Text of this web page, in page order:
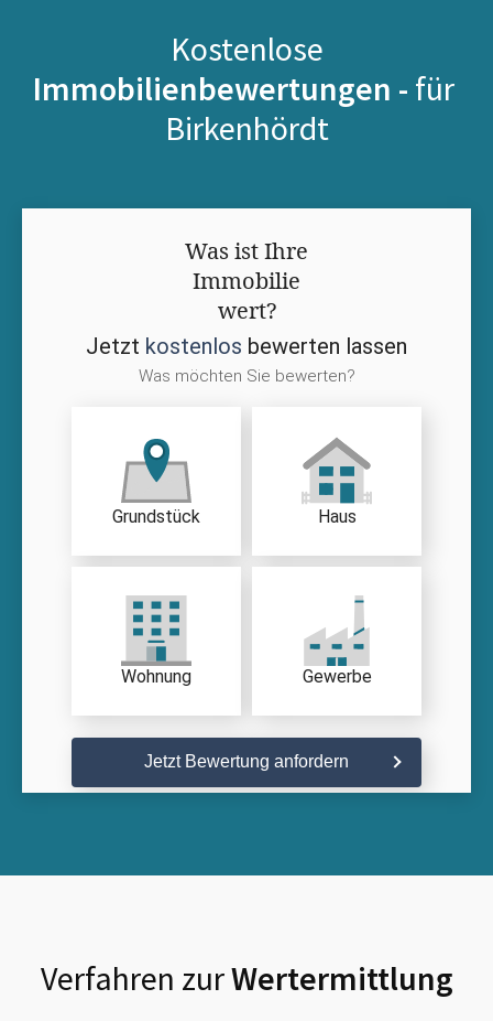
Kostenlose
Immobilienbewertungen - für
Birkenhördt
Was ist Ihre
Immobilie
wert?
Jetzt kostenlos bewerten lassen
Was möchten Sie bewerten?
Grundstück Haus
Wohnung Gewerbe
Jetzt Bewertung anfordern
Verfahren zurWertermittlung